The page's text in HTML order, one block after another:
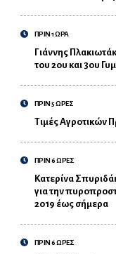
ΠΡΙΝ 1 ΩΡΑ
Γιάννης
του 2ου και 3ου
ΠΡΙΝ 5 ΩΡΕΣ
Τιμές Αγροτικών
ΠΡΙΝ 6 ΩΡΕΣ
Κατερίνα
για την
2019 έως σήμερα
ΠΡΙΝ 6 ΩΡΕΣ